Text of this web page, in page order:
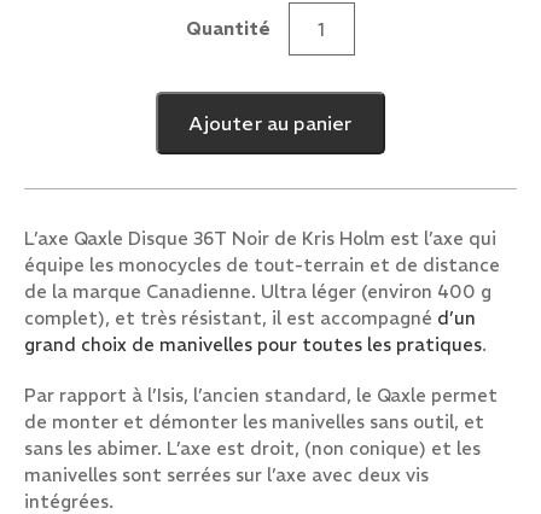
Quantitéquantité
Axe
Qaxle
Disque
36T
Ajouter au panier
L’axe Qaxle Disque 36T Noir de Kris Holm est l’axe qui
équipe les monocycles de tout-terrain et de distance
de la marque Canadienne. Ultra léger (environ 400 g
complet), et très résistant, il est accompagné d’un
grand choix de manivelles pour toutes les pratiques.
Par rapport à l’Isis, l’ancien standard, le Qaxle permet
de monter et démonter les manivelles sans outil, et
sans les abimer. L’axe est droit, (non conique) et les
manivelles sont serrées sur l’axe avec deux vis
intégrées.